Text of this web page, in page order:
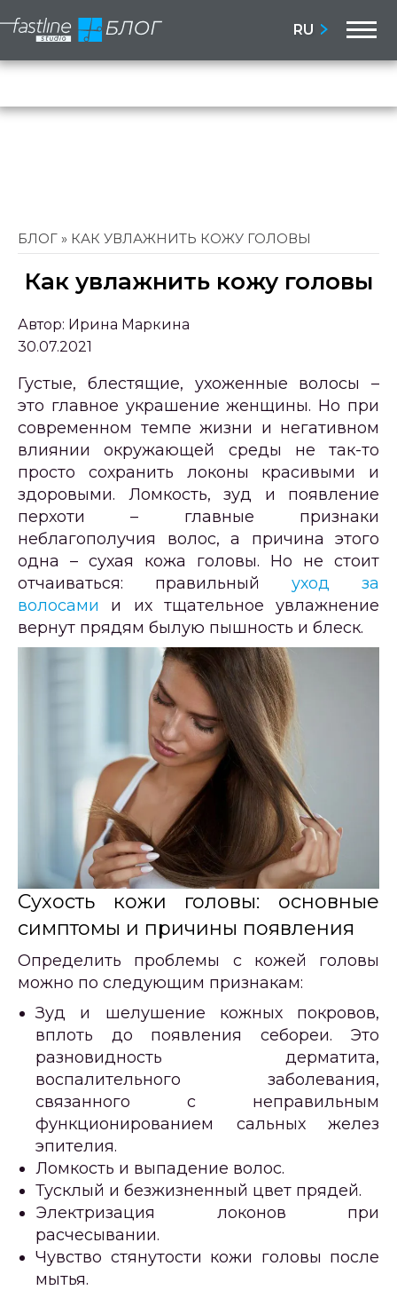
RU
БЛОГ » КАК УВЛАЖНИТЬ КОЖУ ГОЛОВЫ
Как увлажнить кожу головы
Автор: Ирина Маркина
30.07.2021
Густые, блестящие, ухоженные волосы –
это главное украшение женщины. Но при
современном темпе жизни и негативном
влиянии окружающей среды не так-то
просто сохранить локоны красивыми и
здоровыми. Ломкость, зуд и появление
перхоти – главные признаки
неблагополучия волос, а причина этого
одна – сухая кожа головы. Но не стоит
отчаиваться: правильный уход за
волосами и их тщательное увлажнение
вернут прядям былую пышность и блеск.
Сухость кожи головы: основные
симптомы и причины появления
Определить проблемы с кожей головы
можно по следующим признакам:
Зуд и шелушение кожных покровов,
вплоть до появления себореи. Это
разновидность дерматита,
воспалительного заболевания,
связанного с неправильным
функционированием сальных желез
эпителия.
Ломкость и выпадение волос.
Тусклый и безжизненный цвет прядей.
Электризация локонов при
расчесывании.
Чувство стянутости кожи головы после
мытья.